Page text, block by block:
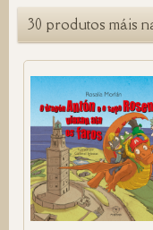
30 produtos máis